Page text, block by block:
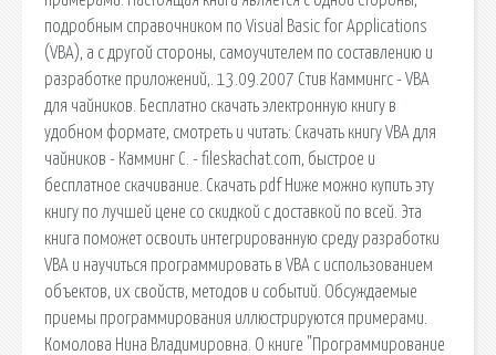
подробным справочником по Visual Basic for Applications
(VBA), а с другой стороны, самоучителем по составлению и
разработке приложений,. 13.09.2007 Cтив Каммингс - VBA
для чайников. Бесплатно скачать электронную книгу в
удобном формате, смотреть и читать: Скачать книгу VBA для
чайников - Камминг С. - fileskachat.com, быстрое и
бесплатное скачивание. Скачать pdf Ниже можно купить эту
книгу по лучшей цене со скидкой с доставкой по всей. Эта
книга поможет освоить интегрированную среду разработки
VBA и научиться программировать в VBA с использованием
объектов, их свойств, методов и событий. Обсуждаемые
приемы программирования иллюстрируются примерами.
Комолова Нина Владимировна. О книге "Программирование